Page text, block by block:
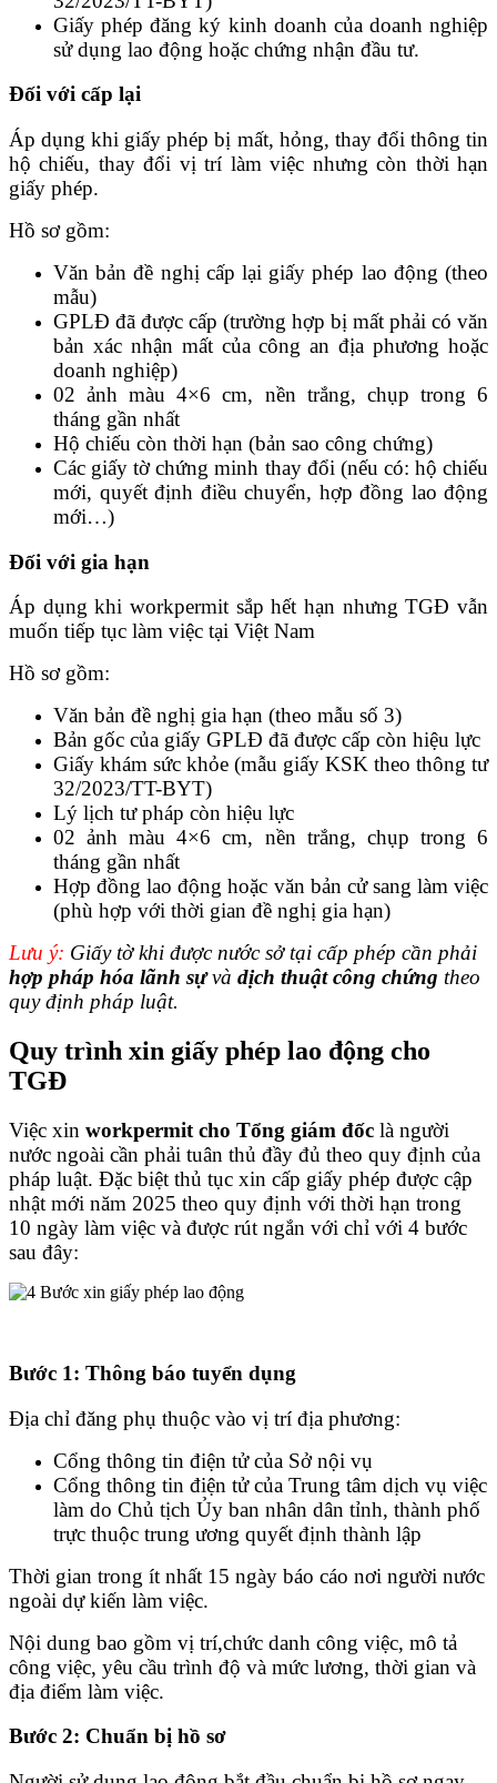
Giấy phép đăng ký kinh doanh của doanh nghiệp
sử dụng lao động hoặc chứng nhận đầu tư.
Đối với cấp lại
Áp dụng khi giấy phép bị mất, hỏng, thay đổi thông tin
hộ chiếu, thay đổi vị trí làm việc nhưng còn thời hạn
giấy phép.
Hồ sơ gồm:
Văn bản đề nghị cấp lại giấy phép lao động (theo
mẫu)
GPLĐ đã được cấp (trường hợp bị mất phải có văn
bản xác nhận mất của công an địa phương hoặc
doanh nghiệp)
02 ảnh màu 4×6 cm, nền trắng, chụp trong 6
tháng gần nhất
Hộ chiếu còn thời hạn (bản sao công chứng)
Các giấy tờ chứng minh thay đổi (nếu có: hộ chiếu
mới, quyết định điều chuyển, hợp đồng lao động
mới…)
Đối với gia hạn
Áp dụng khi workpermit sắp hết hạn nhưng TGĐ vẫn
muốn tiếp tục làm việc tại Việt Nam
Hồ sơ gồm:
Văn bản đề nghị gia hạn (theo mẫu số 3)
Bản gốc của giấy GPLĐ đã được cấp còn hiệu lực
Giấy khám sức khỏe (mẫu giấy KSK theo thông tư
32/2023/TT-BYT)
Lý lịch tư pháp còn hiệu lực
02 ảnh màu 4×6 cm, nền trắng, chụp trong 6
tháng gần nhất
Hợp đồng lao động hoặc văn bản cử sang làm việc
(phù hợp với thời gian đề nghị gia hạn)
Lưu ý: Giấy tờ khi được nước sở tại cấp phép cần phải
hợp pháp hóa lãnh sựvà dịch thuật công chứng theo
quy định pháp luật.
Quy trình xin giấy phép lao động cho
TGĐ
Việc xin workpermit cho Tổng giám đốc là người
nước ngoài cần phải tuân thủ đầy đủ theo quy định của
pháp luật. Đặc biệt thủ tục xin cấp giấy phép được cập
nhật mới năm 2025 theo quy định với thời hạn trong
10 ngày làm việc và được rút ngắn với chỉ với 4 bước
sau đây:
Bước 1: Thông báo tuyển dụng
Địa chỉ đăng phụ thuộc vào vị trí địa phương:
Cổng thông tin điện tử của Sở nội vụ
Cổng thông tin điện tử của Trung tâm dịch vụ việc
làm do Chủ tịch Ủy ban nhân dân tỉnh, thành phố
trực thuộc trung ương quyết định thành lập
Thời gian trong ít nhất 15 ngày báo cáo nơi người nước
ngoài dự kiến làm việc.
Nội dung bao gồm vị trí,chức danh công việc, mô tả
công việc, yêu cầu trình độ và mức lương, thời gian và
địa điểm làm việc.
Bước 2: Chuẩn bị hồ sơ